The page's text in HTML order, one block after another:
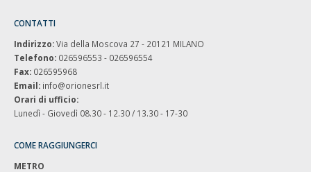
CONTATTI
Indirizzo:Via della Moscova 27 - 20121 MILANO
Telefono: 026596553 - 026596554
Fax: 026595968
Email: info@orionesrl.it
Orari di ufficio:
Lunedì - Giovedì 08.30 - 12.30 / 13.30 - 17-30
COME RAGGIUNGERCI
METRO